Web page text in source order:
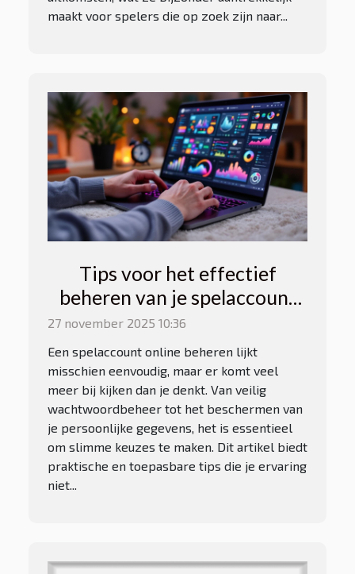
maakt voor spelers die op zoek zijn naar...
Tips voor het effectief
beheren van je spelaccount
online
27 november 2025 10:36
Een spelaccount online beheren lijkt
misschien eenvoudig, maar er komt veel
meer bij kijken dan je denkt. Van veilig
wachtwoordbeheer tot het beschermen van
je persoonlijke gegevens, het is essentieel
om slimme keuzes te maken. Dit artikel biedt
praktische en toepasbare tips die je ervaring
niet...